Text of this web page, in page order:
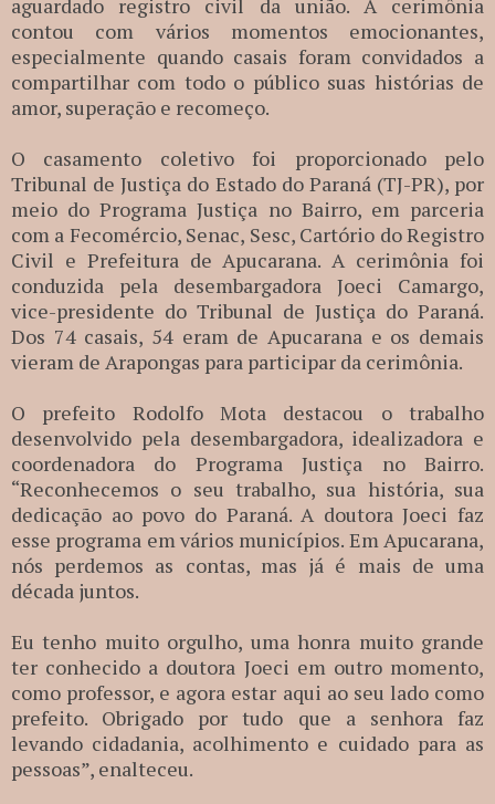
contou com vários momentos emocionantes,
especialmente quando casais foram convidados a
compartilhar com todo o público suas histórias de
amor, superação e recomeço.
O casamento coletivo foi proporcionado pelo
Tribunal de Justiça do Estado do Paraná (TJ-PR), por
meio do Programa Justiça no Bairro, em parceria
com a Fecomércio, Senac, Sesc, Cartório do Registro
Civil e Prefeitura de Apucarana. A cerimônia foi
conduzida pela desembargadora Joeci Camargo,
vice-presidente do Tribunal de Justiça do Paraná.
Dos 74 casais, 54 eram de Apucarana e os demais
vieram de Arapongas para participar da cerimônia.
O prefeito Rodolfo Mota destacou o trabalho
desenvolvido pela desembargadora, idealizadora e
coordenadora do Programa Justiça no Bairro.
“Reconhecemos o seu trabalho, sua história, sua
dedicação ao povo do Paraná. A doutora Joeci faz
esse programa em vários municípios. Em Apucarana,
nós perdemos as contas, mas já é mais de uma
década juntos.
Eu tenho muito orgulho, uma honra muito grande
ter conhecido a doutora Joeci em outro momento,
como professor, e agora estar aqui ao seu lado como
prefeito. Obrigado por tudo que a senhora faz
levando cidadania, acolhimento e cuidado para as
pessoas”, enalteceu.